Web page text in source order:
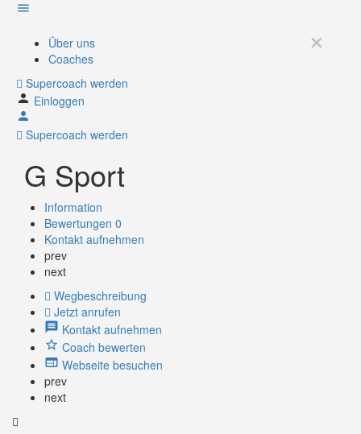
Über uns
Coaches
Supercoach werden
Einloggen
Supercoach werden
G Sport
Information
Bewertungen 0
Kontakt aufnehmen
prev
next
Wegbeschreibung
Jetzt anrufen
Kontakt aufnehmen
Coach bewerten
Webseite besuchen
prev
next